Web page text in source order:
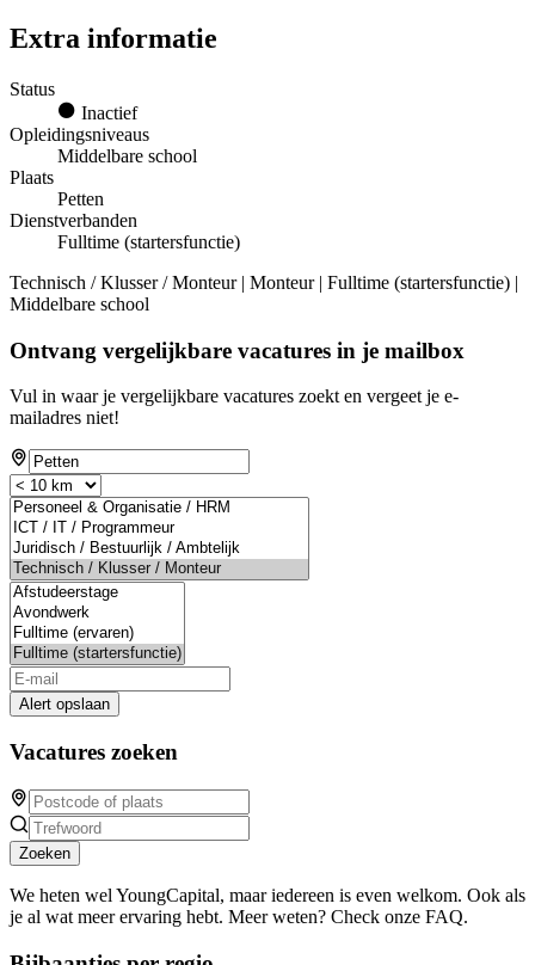
Extra informatie
Status
Inactief
Opleidingsniveaus
Middelbare school
Plaats
Petten
Dienstverbanden
Fulltime (startersfunctie)
Technisch / Klusser / Monteur | Monteur | Fulltime (startersfunctie) |
Middelbare school
Ontvang vergelijkbare vacatures in je mailbox
Vul in waar je vergelijkbare vacatures zoekt en vergeet je e-
mailadres niet!
Alert opslaan
Vacatures zoeken
Zoeken
We heten wel YoungCapital, maar iedereen is even welkom. Ook als
je al wat meer ervaring hebt. Meer weten? Check onze FAQ.